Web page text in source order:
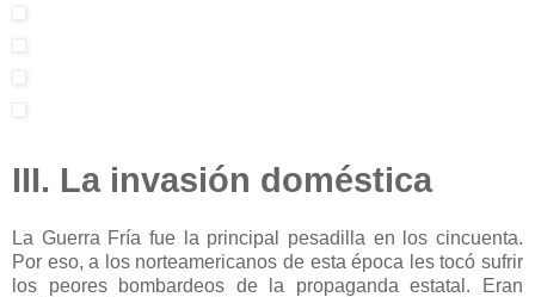
III. La invasión doméstica
La Guerra Fría fue la principal pesadilla en los cincuenta.
Por eso, a los norteamericanos de esta época les tocó sufrir
los peores bombardeos de la propaganda estatal. Eran